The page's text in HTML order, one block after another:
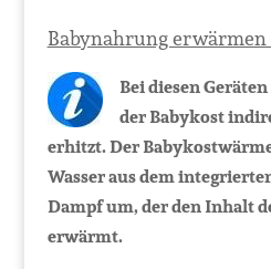
Babynahrung
Bei diesen
der Babykost
erhitzt. Der
Wasser aus dem
Dampf um, der den Inhalt
erwärmt.